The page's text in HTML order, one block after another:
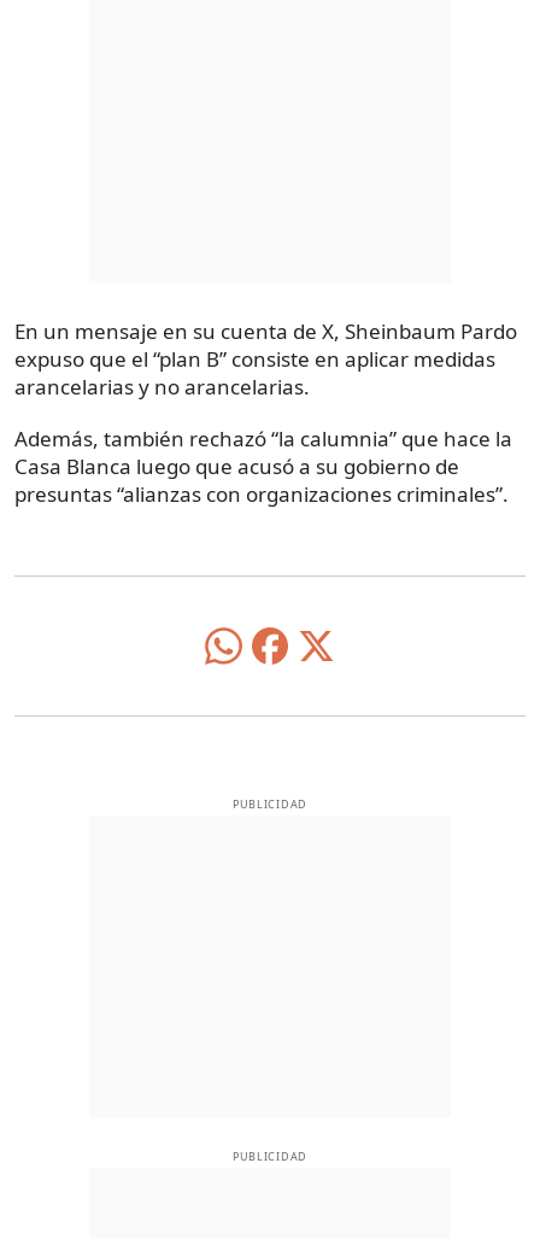
En un mensaje en su cuenta de X, Sheinbaum Pardo
expuso que el “plan B” consiste en aplicar medidas
arancelarias y no arancelarias.
Además, también rechazó “la calumnia” que hace la
Casa Blanca luego que acusó a su gobierno de
presuntas “alianzas con organizaciones criminales”.
PUBLICIDAD
PUBLICIDAD